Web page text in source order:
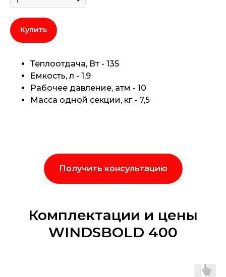
Купить
Теплоотдача, Вт - 135
Емкость, л - 1,9
Рабочее давление, атм - 10
Масса одной секции, кг - 7,5
Получить консультацию
Комплектации и цены
WINDSBOLD 400